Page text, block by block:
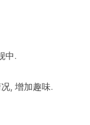
中.
, 增加趣味.